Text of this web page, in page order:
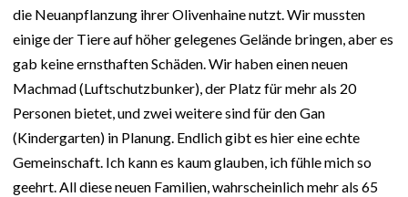
die Neuanpflanzung ihrer Olivenhaine nutzt. Wir mussten
einige der Tiere auf höher gelegenes Gelände bringen, aber es
gab keine ernsthaften Schäden. Wir haben einen neuen
Machmad (Luftschutzbunker), der Platz für mehr als 20
Personen bietet, und zwei weitere sind für den Gan
(Kindergarten) in Planung. Endlich gibt es hier eine echte
Gemeinschaft. Ich kann es kaum glauben, ich fühle mich so
geehrt. All diese neuen Familien, wahrscheinlich mehr als 65